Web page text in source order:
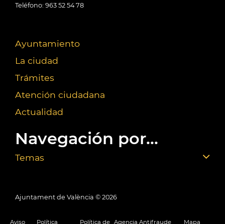
Teléfono: 963 52 54 78
Ayuntamiento
La ciudad
Trámites
Atención ciudadana
Actualidad
Navegación por...
Temas
Ajuntament de València © 2026
Aviso Política Política de Agencia Antifraude Mapa